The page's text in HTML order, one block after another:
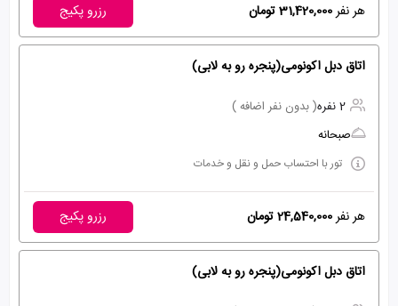
هر نفر31,420,000 تومان رزرو پکیج
اتاق دبل اکونومی(پنجره رو به لابی)
2 نفره
( بدون نفر اضافه )
صبحانه
تور با احتساب حمل و نقل و خدمات
هر نفر24,540,000 تومان رزرو پکیج
اتاق دبل اکونومی(پنجره رو به لابی)